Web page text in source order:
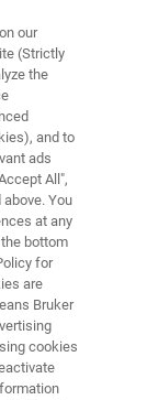
ロン
提供
our
(Strictly
the
and to
ads
All",
You
at any
bottom
for
are
Bruker
cookies